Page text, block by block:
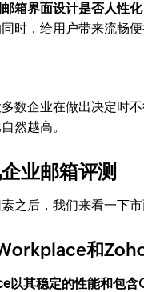
箱界面设计是否人性
时，给用户带来流畅便
数企业在做出决定时
然越高。
邮箱评测
后，我们来看一下市
和Zoho
以其稳定的性能和包